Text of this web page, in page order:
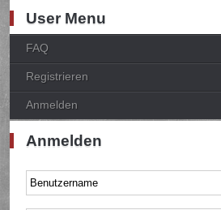
User Menu
FAQ
Registrieren
Anmelden
Anmelden